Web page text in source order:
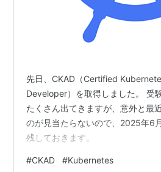
先日、CKAD（Certified
Developer）を取得しました。 受
たくさん出てきますが、意外と最
のが見当たらないので、2025年6
残しておきます。
#CKAD #Kubernetes